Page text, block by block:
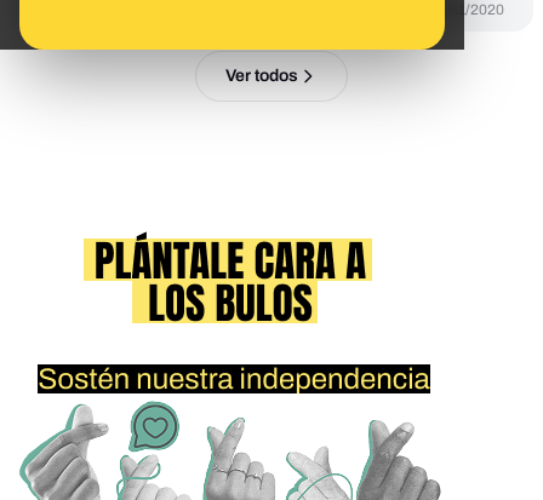
27/11/2020
Ver todos